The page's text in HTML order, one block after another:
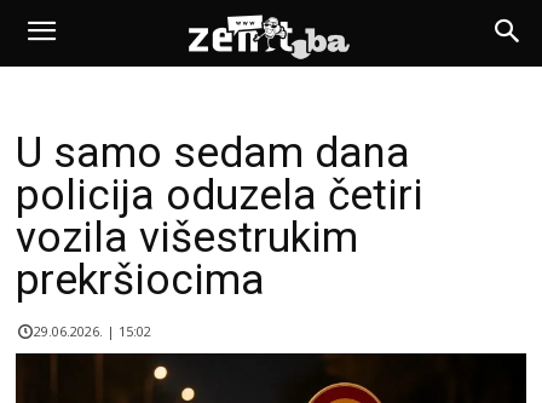
U samo sedam dana
policija oduzela četiri
vozila višestrukim
prekršiocima
29.06.2026. | 15:02